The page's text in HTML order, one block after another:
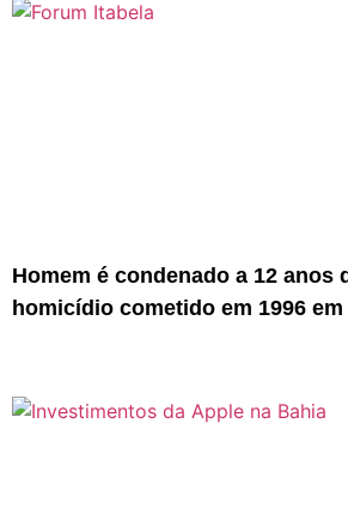
Homem é condenado a 12 anos
homicídio cometido em 1996